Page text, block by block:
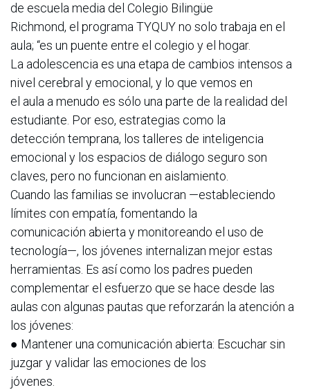
de escuela media del Colegio Bilingüe
Richmond, el programa TYQUY no solo trabaja en el
aula; “es un puente entre el colegio y el hogar.
La adolescencia es una etapa de cambios intensos a
nivel cerebral y emocional, y lo que vemos en
el aula a menudo es sólo una parte de la realidad del
estudiante. Por eso, estrategias como la
detección temprana, los talleres de inteligencia
emocional y los espacios de diálogo seguro son
claves, pero no funcionan en aislamiento.
Cuando las familias se involucran —estableciendo
límites con empatía, fomentando la
comunicación abierta y monitoreando el uso de
tecnología—, los jóvenes internalizan mejor estas
herramientas. Es así como los padres pueden
complementar el esfuerzo que se hace desde las
aulas con algunas pautas que reforzarán la atención a
los jóvenes:
● Mantener una comunicación abierta: Escuchar sin
juzgar y validar las emociones de los
jóvenes.